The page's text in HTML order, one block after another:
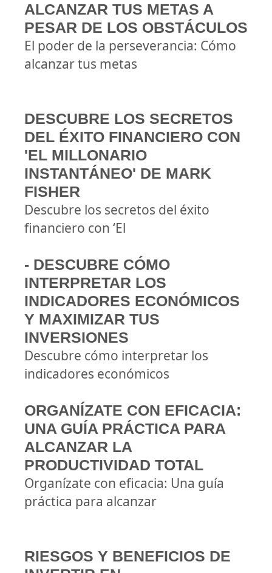
ALCANZAR TUS METAS A
PESAR DE LOS OBSTÁCULOS
El poder de la perseverancia: Cómo
alcanzar tus metas
DESCUBRE LOS SECRETOS
DEL ÉXITO FINANCIERO CON
'EL MILLONARIO
INSTANTÁNEO' DE MARK
FISHER
Descubre los secretos del éxito
financiero con ‘El
- DESCUBRE CÓMO
INTERPRETAR LOS
INDICADORES ECONÓMICOS
Y MAXIMIZAR TUS
INVERSIONES
Descubre cómo interpretar los
indicadores económicos
ORGANÍZATE CON EFICACIA:
UNA GUÍA PRÁCTICA PARA
ALCANZAR LA
PRODUCTIVIDAD TOTAL
Organízate con eficacia: Una guía
práctica para alcanzar
RIESGOS Y BENEFICIOS DE